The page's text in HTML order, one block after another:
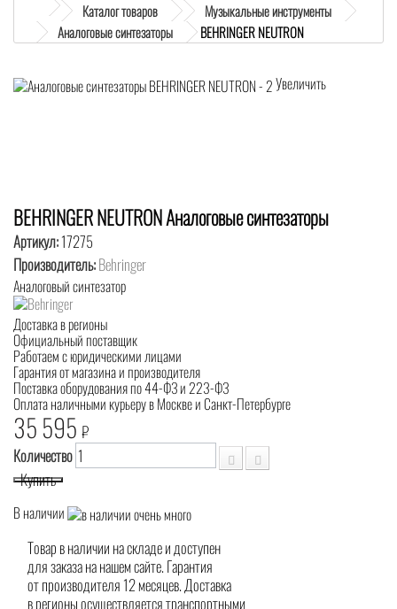
Каталог товаров
Музыкальные инструменты
Аналоговые синтезаторы
BEHRINGER NEUTRON
Увеличить
BEHRINGER NEUTRON Аналоговые синтезаторы
Артикул:17275
Производитель:Behringer
Аналоговый синтезатор
Доставка в регионы
Официальный поставщик
Работаем с юридическими лицами
Гарантия от магазина и производителя
Поставка оборудования по 44-ФЗ и 223-ФЗ
Оплата наличными курьеру в Москве и Санкт-Петербурге
35 595 ₽
Количество
Купить
В наличии
Товар в наличии на складе и доступен
для заказа на нашем сайте. Гарантия
от производителя 12 месяцев. Доставка
в регионы осуществляется транспортными